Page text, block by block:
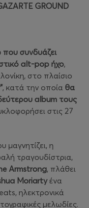
GROUND
που συνδυάζει
alt-pop ήχο,
στο πλαίσιο
”, κατά την οποία θα
album τους
στις 27
μαγνητίζει, η
τραγουδίστρια,
Armstrong, πλάθει
Moriartyένα
ηλεκτρονικά
μελωδίες.